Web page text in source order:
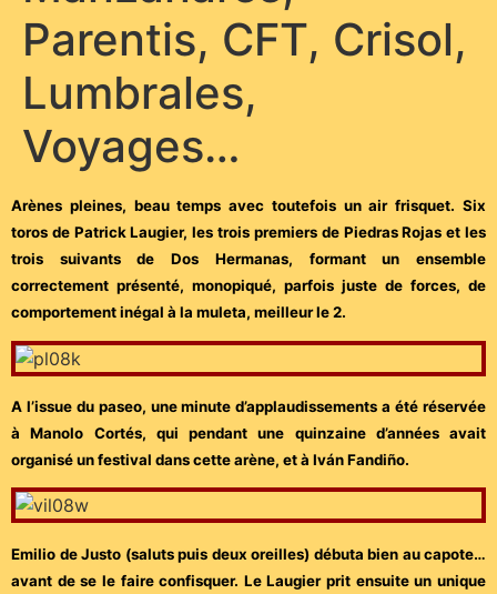
Parentis, CFT, Crisol,
Lumbrales,
Voyages…
Arènes pleines, beau temps avec toutefois un air frisquet. Six
toros de Patrick Laugier, les trois premiers de Piedras Rojas et les
trois suivants de Dos Hermanas, formant un ensemble
correctement présenté, monopiqué, parfois juste de forces, de
comportement inégal à la muleta, meilleur le 2.
A l’issue du paseo, une minute d’applaudissements a été réservée
à Manolo Cortés, qui pendant une quinzaine d’années avait
organisé un festival dans cette arène, et à Iván Fandiño.
Emilio de Justo (saluts puis deux oreilles) débuta bien au capote…
avant de se le faire confisquer. Le Laugier prit ensuite un unique